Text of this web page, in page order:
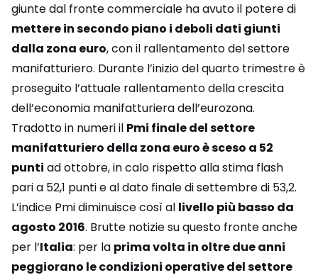
giunte dal fronte commerciale ha avuto il potere di
mettere in secondo piano i deboli dati giunti
dalla zona euro, con il rallentamento del settore
manifatturiero. Durante l’inizio del quarto trimestre è
proseguito l’attuale rallentamento della crescita
dell’economia manifatturiera dell’eurozona.
Tradotto in numeri il Pmi finale del settore
manifatturiero della zona euro è sceso a 52
punti ad ottobre, in calo rispetto alla stima flash
pari a 52,1 punti e al dato finale di settembre di 53,2.
L’indice Pmi diminuisce così al livello più basso da
agosto 2016. Brutte notizie su questo fronte anche
per l’Italia: per la prima volta in oltre due anni
peggiorano le condizioni operative del settore